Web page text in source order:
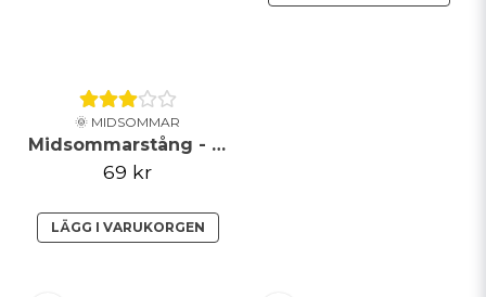
🌞 MIDSOMMAR
Midsommarstång - Grön
69 kr
LÄGG I VARUKORGEN